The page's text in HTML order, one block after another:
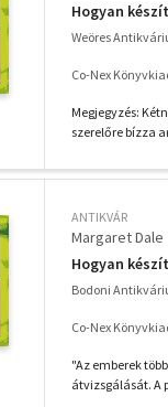
Hogyan
Weöres
Co-Nex
Megjegyzés:
szerelőre bízza
ANTIKVÁR
Margaret Dale
Hogyan
Bodoni
Co-Nex
"Az emberek
átvizsgálását. A